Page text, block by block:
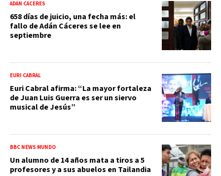
ADÁN CÁCERES
658 días de juicio, una fecha más: el
fallo de Adán Cáceres se lee en
septiembre
EURI CABRAL
Euri Cabral afirma: “La mayor fortaleza
de Juan Luis Guerra es ser un siervo
musical de Jesús”
BBC NEWS MUNDO
Un alumno de 14 años mata a tiros a 5
profesores y a sus abuelos en Tailandia